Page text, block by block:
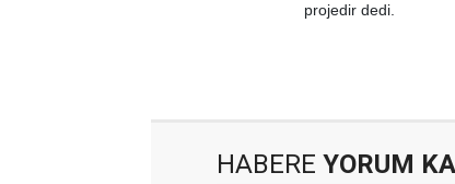
projedir dedi.
HABERE YORUM